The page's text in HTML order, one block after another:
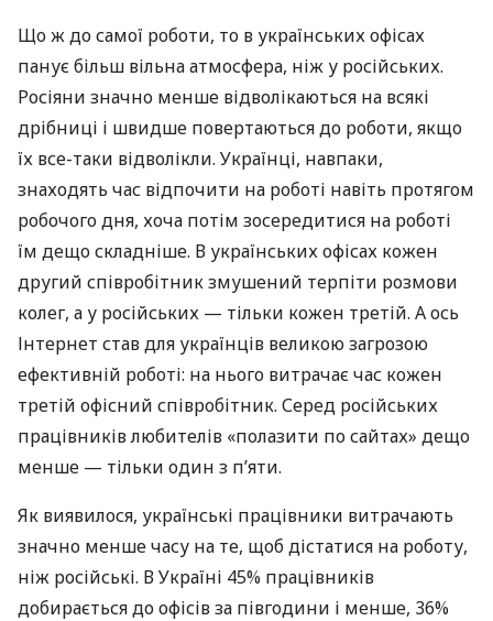
Що ж до самої роботи, то в українських офісах
панує більш вільна атмосфера, ніж у російських.
Росіяни значно менше відволікаються на всякі
дрібниці і швидше повертаються до роботи, якщо
їх все-таки відволікли. Українці, навпаки,
знаходять час відпочити на роботі навіть протягом
робочого дня, хоча потім зосередитися на роботі
їм дещо складніше. В українських офісах кожен
другий співробітник змушений терпіти розмови
колег, а у російських — тільки кожен третій. А ось
Інтернет став для українців великою загрозою
ефективній роботі: на нього витрачає час кожен
третій офісний співробітник. Серед російських
працівників любителів «полазити по сайтах» дещо
менше — тільки один з п’яти.
Як виявилося, українські працівники витрачають
значно менше часу на те, щоб дістатися на роботу,
ніж російські. В Україні 45% працівників
добирається до офісів за півгодини і менше, 36%